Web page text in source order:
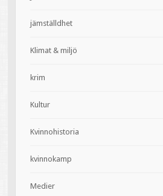
jämställdhet
Klimat & miljö
krim
Kultur
Kvinnohistoria
kvinnokamp
Medier